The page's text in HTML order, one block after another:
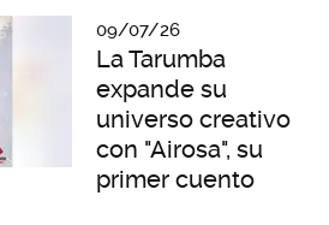
09/07/26
La Tarumba
expande su
universo creativo
con "Airosa", su
primer cuento